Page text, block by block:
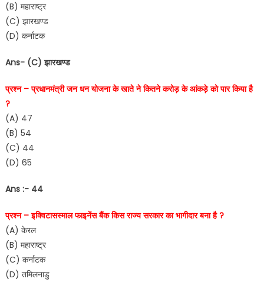
(B) महाराष्ट्र
(C) झारखण्ड
(D) कर्नाटक
Ans- (C) झारखण्ड
प्रश्न – प्रधानमंत्री जन धन योजना के खाते ने कितने करोड़ के आंकड़े को पार किया है
?
(A) 47
(B) 54
(C) 44
(D) 65
Ans :- 44
प्रश्न – इक्विटासस्माल फाइनेंस बैंक किस राज्य सरकार का भागीदार बना है ?
(A) केरल
(B) महाराष्ट्र
(C) कर्नाटक
(D) तमिलनाडु